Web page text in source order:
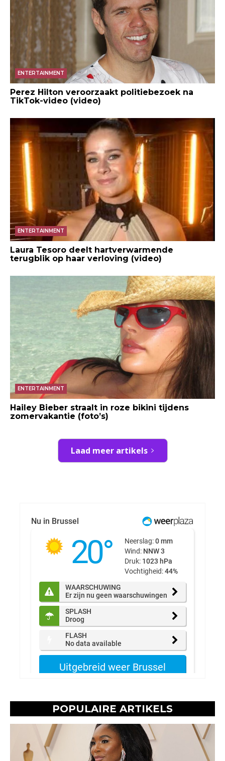
ENTERTAINMENT
Perez Hilton veroorzaakt politiebezoek na
TikTok-video (video)
ENTERTAINMENT
Laura Tesoro deelt hartverwarmende
terugblik op haar verloving (video)
ENTERTAINMENT
Hailey Bieber straalt in roze bikini tijdens
zomervakantie (foto’s)
Laad meer artikels
POPULAIRE ARTIKELS